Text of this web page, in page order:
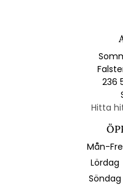
236
Hitta
Mån-Fre
Lördag
Söndag